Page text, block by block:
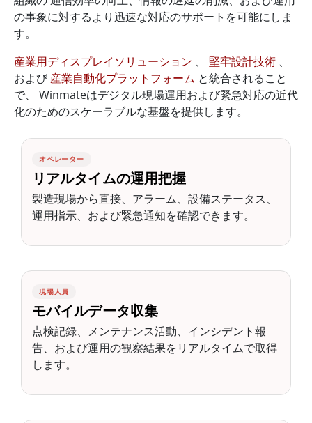
の事象に対するより迅速な対応のサポートを可能にしま
す。
産業用ディスプレイソリューション 、 堅牢設計技術 、
および産業自動化プラットフォーム と統合されること
で、 Winmateはデジタル現場運用および緊急対応の近代
化のためのスケーラブルな基盤を提供します。
オペレーター
リアルタイムの運用把握
製造現場から直接、アラーム、設備ステータス、
運用指示、および緊急通知を確認できます。
現場人員
モバイルデータ収集
点検記録、メンテナンス活動、インシデント報
告、および運用の観察結果をリアルタイムで取得
します。